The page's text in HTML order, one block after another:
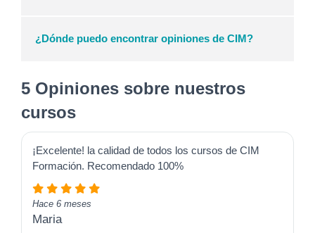
¿Dónde puedo encontrar opiniones de CIM?
5 Opiniones sobre nuestros
cursos
¡Excelente! la calidad de todos los cursos de CIM
Formación. Recomendado 100%
Hace 6 meses
Maria